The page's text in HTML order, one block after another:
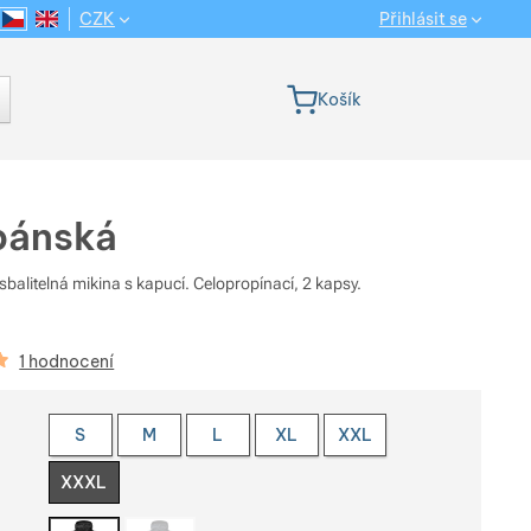
mikina s kapucí. Celopropínací, 2 kapsy.
1 hodnocení
variantu
S M L XL XXL
XXXL
verze
CS EN
CZK Přihlásit se
Košík